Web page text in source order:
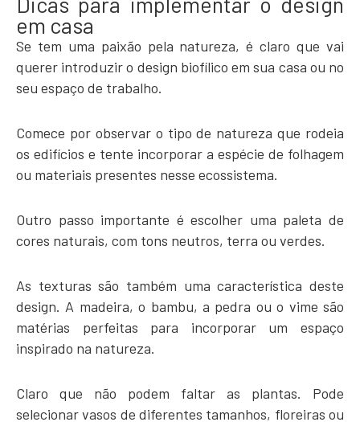
em casa
Se tem uma paixão pela natureza, é claro que vai
querer introduzir o design biofílico em sua casa ou no
seu espaço de trabalho.
Comece por observar o tipo de natureza que rodeia
os edifícios e tente incorporar a espécie de folhagem
ou materiais presentes nesse ecossistema.
Outro passo importante é escolher uma paleta de
cores naturais, com tons neutros, terra ou verdes.
As texturas são também uma característica deste
design. A madeira, o bambu, a pedra ou o vime são
matérias perfeitas para incorporar um espaço
inspirado na natureza.
Claro que não podem faltar as plantas. Pode
selecionar vasos de diferentes tamanhos, floreiras ou